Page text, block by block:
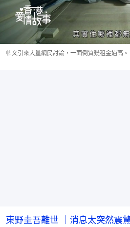
帖文引來大量網民討論，一面倒質疑租金過高。
東野圭吾離世 ｜消息太突然震